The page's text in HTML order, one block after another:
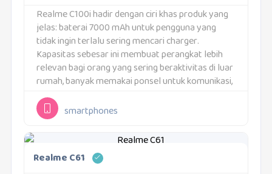
Realme C100i hadir dengan ciri khas produk yang
jelas: baterai 7000 mAh untuk pengguna yang
tidak ingin terlalu sering mencari charger.
Kapasitas sebesar ini membuat perangkat lebih
relevan bagi orang yang sering beraktivitas di luar
rumah, banyak memakai ponsel untuk komunikasi,
atau membutuhkan daya yang lebih lega untuk
rutinitas harian....
smartphones
Realme C61